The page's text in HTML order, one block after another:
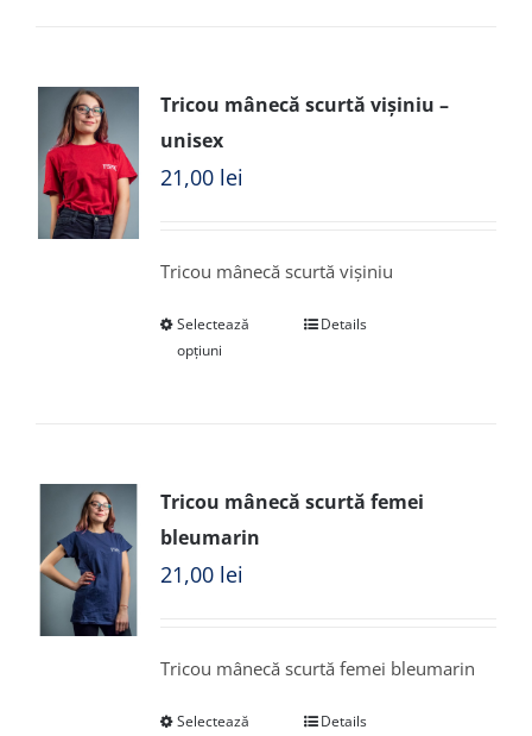
Tricou mânecă scurtă vișiniu –
unisex
21,00 lei
Tricou mânecă scurtă vișiniu
Selectează
opțiuni
Details
Tricou mânecă scurtă femei
bleumarin
21,00 lei
Tricou mânecă scurtă femei bleumarin
Selectează
Details